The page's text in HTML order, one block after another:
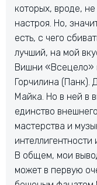
которых, вроде,
настроя. Но,
есть, с чего
лучший, на мой
Вишни «Всецело»
Горчилина (Панк).
Майка. Но в ней в
единство
мастерства и
интеллигентности
В общем, мои
может в первую